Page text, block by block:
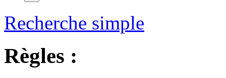
Recherche simple
Règles :